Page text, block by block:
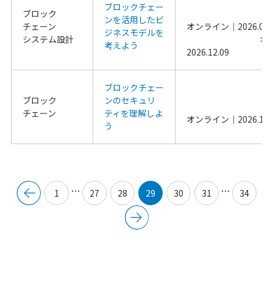
ブロック
チェーン
システム設計
ブロックチェー
ンを活用したビ
ジネスモデルを
考えよう
ブロック
チェーン
ブロックチェー
ンのセキュリ
ティを理解しよ
う
1 … 27 28 29 30 31 … 34